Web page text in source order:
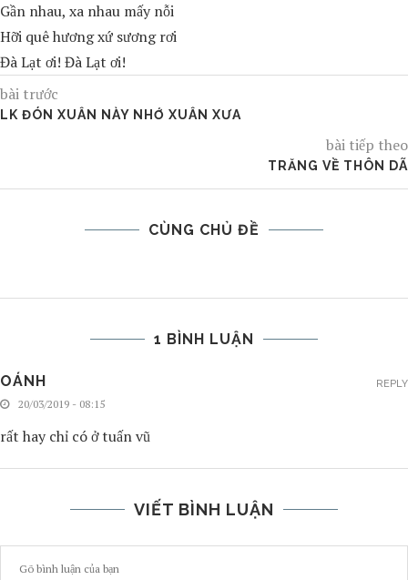
Gần nhau, xa nhau mấy nỗi
Hỡi quê hương xứ sương rơi
Đà Lạt ơi! Đà Lạt ơi!
bài trước
LK ĐÓN XUÂN NÀY NHỚ XUÂN XƯA
bài tiếp theo
TRĂNG VỀ THÔN DÃ
CÙNG CHỦ ĐỀ
1 BÌNH LUẬN
OÁNH
20/03/2019 - 08:15
rất hay chỉ có ở tuấn vũ
REPLY
VIẾT BÌNH LUẬN